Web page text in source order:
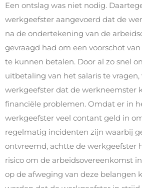
Een ontslag was niet nodig.
werkgeefster aangevoerd dat de
na de ondertekening van de
gevraagd had om een voorschot
te kunnen betalen. Door al zo snel
uitbetaling van het salaris te
werkgeefster dat de werkneemster
financiële problemen. Omdat er in
werkgeefster veel contant geld in
regelmatig incidenten zijn waarbij
ontvreemd, achtte de werkgeefster
risico om de arbeidsovereenkomst
op de afweging van deze belangen